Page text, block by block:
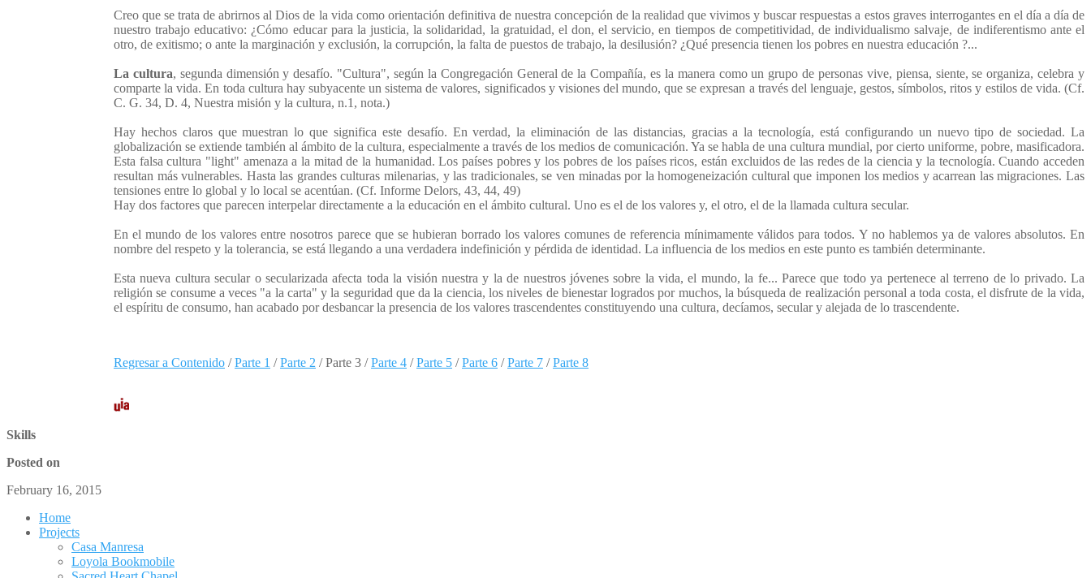
Creo que se trata de abrirnos al Dios de la vida como orientación definitiva de nuestra concepción de la realidad que vivimos y buscar respuestas a estos graves interrogantes en el día a día de
nuestro trabajo educativo: ¿Cómo educar para la justicia, la solidaridad, la gratuidad, el don, el servicio, en tiempos de competitividad, de individualismo salvaje, de indiferentismo ante el
otro, de exitismo; o ante la marginación y exclusión, la corrupción, la falta de puestos de trabajo, la desilusión? ¿Qué presencia tienen los pobres en nuestra educación ?...
La cultura, segunda dimensión y desafío. "Cultura", según la Congregación General de la Compañía, es la manera como un grupo de personas vive, piensa, siente, se organiza, celebra y
comparte la vida. En toda cultura hay subyacente un sistema de valores, significados y visiones del mundo, que se expresan a través del lenguaje, gestos, símbolos, ritos y estilos de vida. (Cf.
C. G. 34, D. 4, Nuestra misión y la cultura, n.1, nota.)
Hay hechos claros que muestran lo que significa este desafío. En verdad, la eliminación de las distancias, gracias a la tecnología, está configurando un nuevo tipo de sociedad. La
globalización se extiende también al ámbito de la cultura, especialmente a través de los medios de comunicación. Ya se habla de una cultura mundial, por cierto uniforme, pobre, masificadora.
Esta falsa cultura "light" amenaza a la mitad de la humanidad. Los países pobres y los pobres de los países ricos, están excluidos de las redes de la ciencia y la tecnología. Cuando acceden
resultan más vulnerables. Hasta las grandes culturas milenarias, y las tradicionales, se ven minadas por la homogeneización cultural que imponen los medios y acarrean las migraciones. Las
tensiones entre lo global y lo local se acentúan. (Cf. Informe Delors, 43, 44, 49)
Hay dos factores que parecen interpelar directamente a la educación en el ámbito cultural. Uno es el de los valores y, el otro, el de la llamada cultura secular.
En el mundo de los valores entre nosotros parece que se hubieran borrado los valores comunes de referencia mínimamente válidos para todos. Y no hablemos ya de valores absolutos. En
nombre del respeto y la tolerancia, se está llegando a una verdadera indefinición y pérdida de identidad. La influencia de los medios en este punto es también determinante.
Esta nueva cultura secular o secularizada afecta toda la visión nuestra y la de nuestros jóvenes sobre la vida, el mundo, la fe... Parece que todo ya pertenece al terreno de lo privado. La
religión se consume a veces "a la carta" y la seguridad que da la ciencia, los niveles de bienestar logrados por muchos, la búsqueda de realización personal a toda costa, el disfrute de la vida,
el espíritu de consumo, han acabado por desbancar la presencia de los valores trascendentes constituyendo una cultura, decíamos, secular y alejada de lo trascendente.
Regresar a Contenido /Parte 1 /Parte 2 / Parte 3 /Parte 4 /Parte 5 /Parte 6 /Parte 7 /Parte 8
Skills
Posted on
February 16, 2015
Home
Projects
Casa Manresa
Loyola Bookmobile